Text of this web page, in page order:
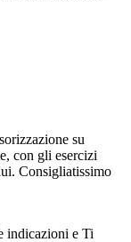
su
con gli esercizi
Consigliatissimo
indicazioni e Ti